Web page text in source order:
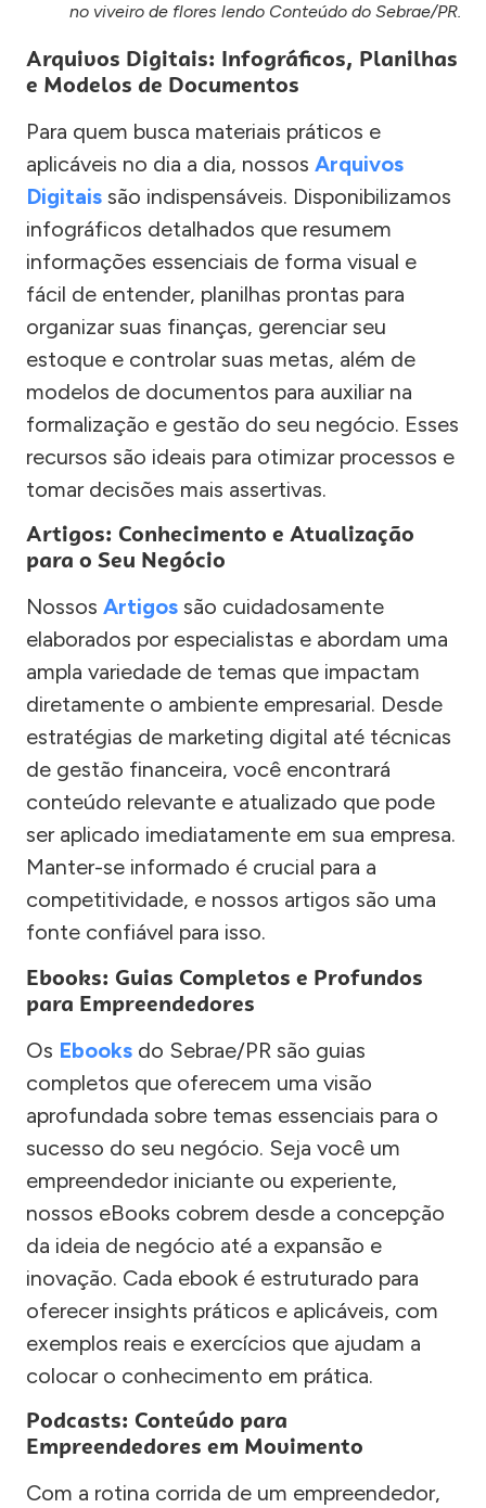
no viveiro de flores lendo Conteúdo do Sebrae/PR.
Arquivos Digitais: Infográficos, Planilhas
e Modelos de Documentos
Para quem busca materiais práticos e
aplicáveis no dia a dia, nossos Arquivos
Digitais são indispensáveis. Disponibilizamos
infográficos detalhados que resumem
informações essenciais de forma visual e
fácil de entender, planilhas prontas para
organizar suas finanças, gerenciar seu
estoque e controlar suas metas, além de
modelos de documentos para auxiliar na
formalização e gestão do seu negócio. Esses
recursos são ideais para otimizar processos e
tomar decisões mais assertivas.
Artigos: Conhecimento e Atualização
para o Seu Negócio
Nossos Artigos são cuidadosamente
elaborados por especialistas e abordam uma
ampla variedade de temas que impactam
diretamente o ambiente empresarial. Desde
estratégias de marketing digital até técnicas
de gestão financeira, você encontrará
conteúdo relevante e atualizado que pode
ser aplicado imediatamente em sua empresa.
Manter-se informado é crucial para a
competitividade, e nossos artigos são uma
fonte confiável para isso.
Ebooks: Guias Completos e Profundos
para Empreendedores
Os Ebooks do Sebrae/PR são guias
completos que oferecem uma visão
aprofundada sobre temas essenciais para o
sucesso do seu negócio. Seja você um
empreendedor iniciante ou experiente,
nossos eBooks cobrem desde a concepção
da ideia de negócio até a expansão e
inovação. Cada ebook é estruturado para
oferecer insights práticos e aplicáveis, com
exemplos reais e exercícios que ajudam a
colocar o conhecimento em prática.
Podcasts: Conteúdo para
Empreendedores em Movimento
Com a rotina corrida de um empreendedor,